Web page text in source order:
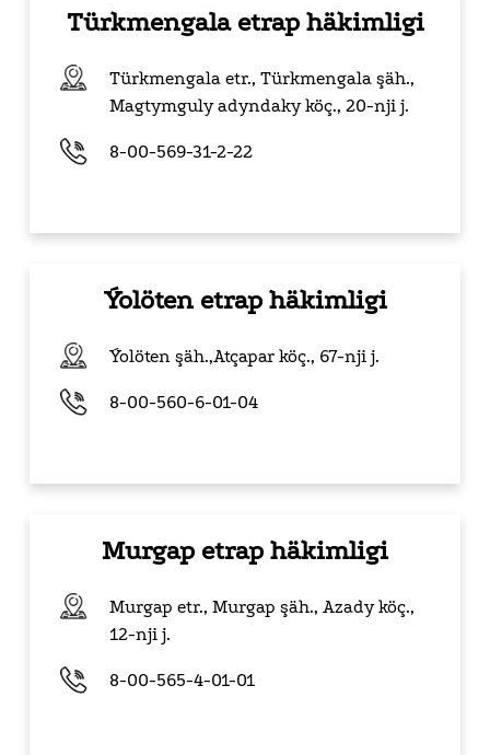
Türkmengala etrap häkimligi
Türkmengala etr., Türkmengala şäh.,
Magtymguly adyndaky köç.,20-nji j.
8-00-569-31-2-22
Ýolöten etrap häkimligi
Ýolöten şäh.,Atçapar köç., 67-nji j.
8-00-560-6-01-04
Murgap etrap häkimligi
Murgap etr., Murgap şäh., Azady köç.,
12-nji j.
8-00-565-4-01-01